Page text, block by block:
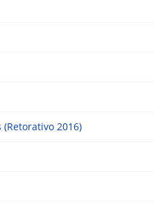
2016)